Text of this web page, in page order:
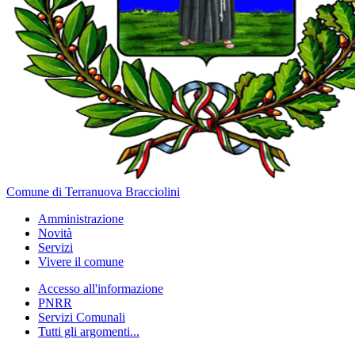
Comune di Terranuova Bracciolini
Amministrazione
Novità
Servizi
Vivere il comune
Accesso all'informazione
PNRR
Servizi Comunali
Tutti gli argomenti...